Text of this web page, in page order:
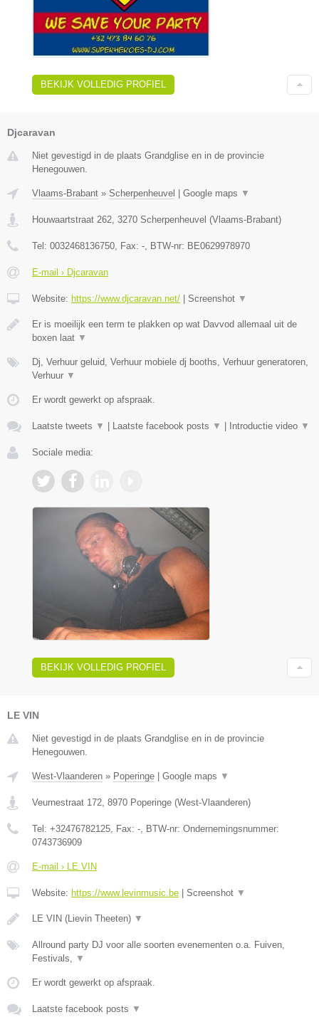
BEKIJK VOLLEDIG PROFIEL
Djcaravan
Niet gevestigd in de plaats Grandglise en in de provincie
Henegouwen.
Vlaams-Brabant » Scherpenheuvel Google maps ▼
Houwaartstraat 262, 3270 Scherpenheuvel (Vlaams-Brabant)
Tel: 0032468136750, Fax: -, BTW-nr: BE0629978970
E-mail › Djcaravan
Website: https://www.djcaravan.net/ Screenshot ▼
Er is moeilijk een term te plakken op wat Davvod allemaal uit de
boxen laat ▼
Dj, Verhuur geluid, Verhuur mobiele dj booths, Verhuur generatoren,
Verhuur ▼
Er wordt gewerkt op afspraak.
Laatste tweets ▼ Laatste facebook posts ▼ Introductie video ▼
Sociale media:
BEKIJK VOLLEDIG PROFIEL
LE VIN
Niet gevestigd in de plaats Grandglise en in de provincie
Henegouwen.
West-Vlaanderen » Poperinge Google maps ▼
Veurnestraat 172 8970 Poperinge (West-Vlaanderen)
Tel: +32476782125 , Fax: - , BTW-nr: Ondernemingsnummer:
0743736909
E-mail › LE VIN
Website: https://www.levinmusic.be Screenshot ▼
LE VIN (Lievin Theeten) ▼
Allround party DJ voor alle soorten evenementen o.a. Fuiven,
Festivals,
▼
Er wordt gewerkt op afspraak.
Laatste facebook posts ▼